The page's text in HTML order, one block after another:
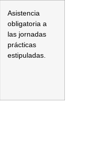
Asistencia
obligatoria a
las jornadas
prácticas
estipuladas.